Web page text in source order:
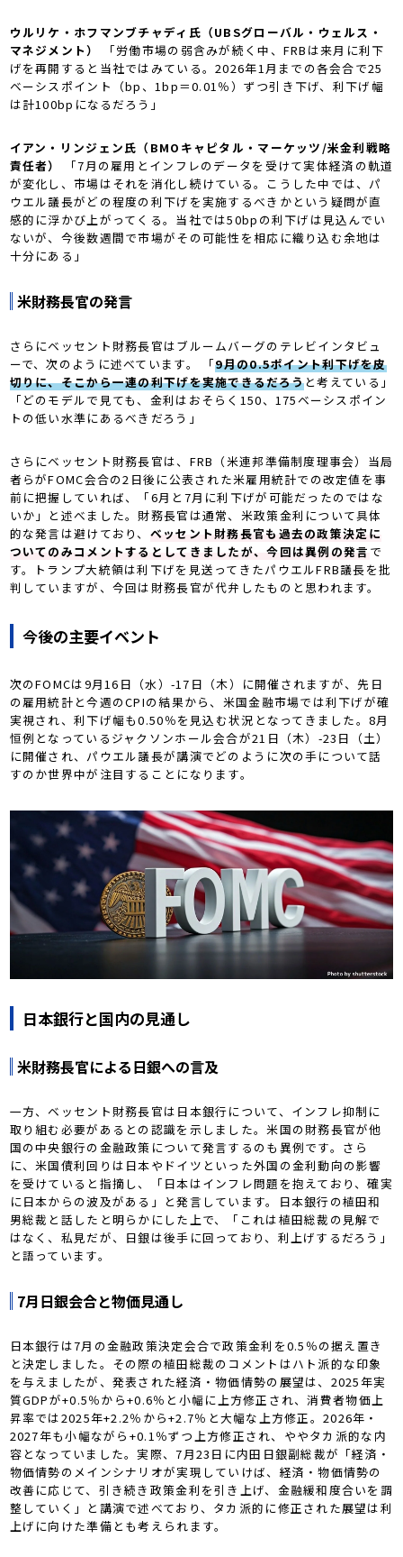
ウルリケ・ホフマンブチャディ氏（UBSグローバル・ウェルス・
マネジメント）
「労働市場の弱含みが続く中、FRBは来月に利下
げを再開すると当社ではみている。2026年1月までの各会合で25
ベーシスポイント（bp、1bp＝0.01％）ずつ引き下げ、利下げ幅
は計100bpになるだろう」
イアン・リンジェン氏（BMOキャピタル・マーケッツ/米金利戦略
責任者）
「7月の雇用とインフレのデータを受けて実体経済の軌道
が変化し、市場はそれを消化し続けている。こうした中では、パ
ウエル議長がどの程度の利下げを実施するべきかという疑問が直
感的に浮かび上がってくる。当社では50bpの利下げは見込んでい
ないが、今後数週間で市場がその可能性を相応に織り込む余地は
十分にある」
米財務長官の発言
さらにベッセント財務長官はブルームバーグのテレビインタビュ
ーで、次のように述べています。 「9月の0.5ポイント利下げを皮
切りに、そこから一連の利下げを実施できるだろうと考えている」
「どのモデルで見ても、金利はおそらく150、175ベーシスポイン
トの低い水準にあるべきだろう」
さらにベッセント財務長官は、FRB（米連邦準備制度理事会）当局
者らがFOMC会合の2日後に公表された米雇用統計での改定値を事
前に把握していれば、「6月と7月に利下げが可能だったのではな
いか」と述べました。財務長官は通常、米政策金利について具体
的な発言は避けており、 ベッセント財務長官も過去の政策決定に
ついてのみコメントするとしてきましたが、今回は異例の発言 で
す。トランプ大統領は利下げを見送ってきたパウエルFRB議長を批
判していますが、今回は財務長官が代弁したものと思われます。
今後の主要イベント
次のFOMCは9月16日（水）-17日（木）に開催されますが、先日
の雇用統計と今週のCPIの結果から、米国金融市場では利下げが確
実視され、利下げ幅も0.50％を見込む状況となってきました。8月
恒例となっているジャクソンホール会合が21日（木）-23日（土）
に開催され、パウエル議長が講演でどのように次の手について話
すのか世界中が注目することになります。
日本銀行と国内の見通し
米財務長官による日銀への言及
一方、ベッセント財務長官は日本銀行について、インフレ抑制に
取り組む必要があるとの認識を示しました。米国の財務長官が他
国の中央銀行の金融政策について発言するのも異例です。さら
に、米国債利回りは日本やドイツといった外国の金利動向の影響
を受けていると指摘し、「日本はインフレ問題を抱えており、確実
に日本からの波及がある」と発言しています。日本銀行の植田和
男総裁と話したと明らかにした上で、「これは植田総裁の見解で
はなく、私見だが、日銀は後手に回っており、利上げするだろう」
と語っています。
7月日銀会合と物価見通し
日本銀行は7月の金融政策決定会合で政策金利を0.5％の据え置き
と決定しました。その際の植田総裁のコメントはハト派的な印象
を与えましたが、発表された経済・物価情勢の展望は、2025年実
質GDPが+0.5％から+0.6％と小幅に上方修正され、消費者物価上
昇率では2025年+2.2％から+2.7％と大幅な上方修正。2026年・
2027年も小幅ながら+0.1％ずつ上方修正され、ややタカ派的な内
容となっていました。実際、7月23日に内田日銀副総裁が「経済・
物価情勢のメインシナリオが実現していけば、経済・物価情勢の
改善に応じて、引き続き政策金利を引き上げ、金融緩和度合いを調
整していく」と講演で述べており、タカ派的に修正された展望は利
上げに向けた準備とも考えられます。